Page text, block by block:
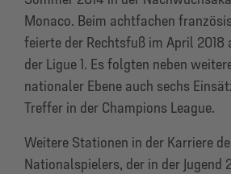
Monaco. Beim achtfachen
feierte der Rechtsfuß im April 2018
der Ligue 1. Es folgten neben
nationaler Ebene auch sechs
Treffer in der Champions League.
Weitere Stationen in der Karriere
Nationalspielers, der in der Jugend